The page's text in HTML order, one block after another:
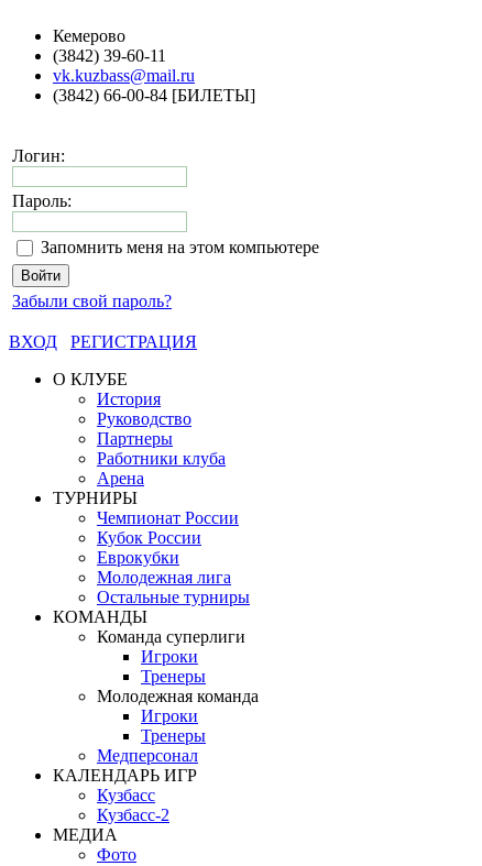
Кемерово
(3842) 39-60-11
vk.kuzbass@mail.ru
(3842) 66-00-84 [БИЛЕТЫ]
Логин:
Пароль:
Запомнить меня на этом компьютере
Забыли свой пароль?
ВХОД
РЕГИСТРАЦИЯ
О КЛУБЕ
История
Руководство
Партнеры
Работники клуба
Арена
ТУРНИРЫ
Чемпионат России
Кубок России
Еврокубки
Молодежная лига
Остальные турниры
КОМАНДЫ
Команда суперлиги
Игроки
Тренеры
Молодежная команда
Игроки
Тренеры
Медперсонал
КАЛЕНДАРЬ ИГР
Кузбасс
Кузбасс-2
МЕДИА
Фото